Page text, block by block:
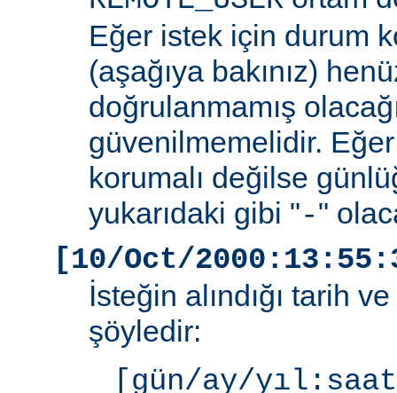
Eğer istek için durum
(aşağıya bakınız)
doğrulanmamış
güvenilmemelidir.
korumalı değilse
yukarıdaki gibi "-"
[10/Oct/
İsteğin alındığı tarih
şöyledir:
[gün/ay/